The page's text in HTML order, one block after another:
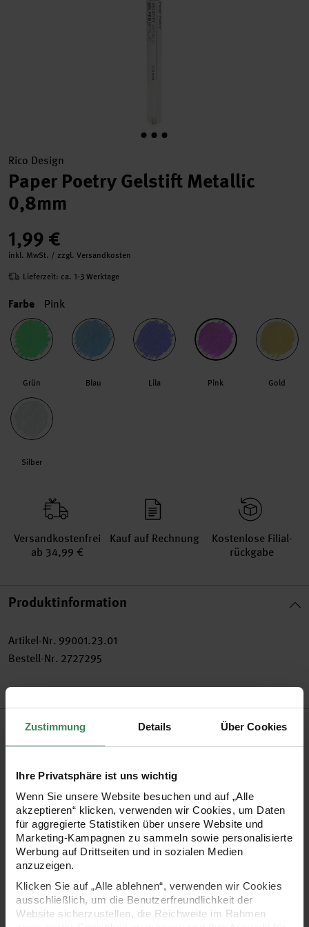
Zustimmung Details Über Cookies
Ihre Privatsphäre ist uns wichtig
Wenn Sie unsere Website besuchen und auf „Alle
akzeptieren“ klicken, verwenden wir Cookies, um Daten
für aggregierte Statistiken über unsere Website und
Marketing-Kampagnen zu sammeln sowie personalisierte
Werbung auf Drittseiten und in sozialen Medien
anzuzeigen.
Klicken Sie auf „Alle ablehnen“, verwenden wir Cookies
ausschließlich, um die Benutzerfreundlichkeit der
Website sicherzustellen, die Reichweite im Rahmen
Rico Design
Paper Poetry Gelstift Metallic
0,8mm
1,99 €
inkl. MwSt. / zzgl. Versandkosten
Lieferzeit: ca. 1-3 Werktage
Farbe Pink
Grün Blau Lila Pink Gold
Silber
Versand­kosten­frei
ab 34,99 €
Kauf auf Rechnung
Kosten­lose Filial­
rückgabe
Produktinformation
Artikel-Nr. 99001.23.01
Bestell-Nr. 2727295
Produktbeschreibung
Schreiben, Gestalten und Verzieren. Sie sind ideal für die
Kartengestaltung. Entdecken Sie viele tolle Farben, z.B. auch
die Metallic- oder Glittertöne. Auch die aktuell trendigen
Pastellfarben sind dabei.
Gelstifte in Metallicfarben mit 0,8 mm Strichbreite
viele Farben zur Auswahl